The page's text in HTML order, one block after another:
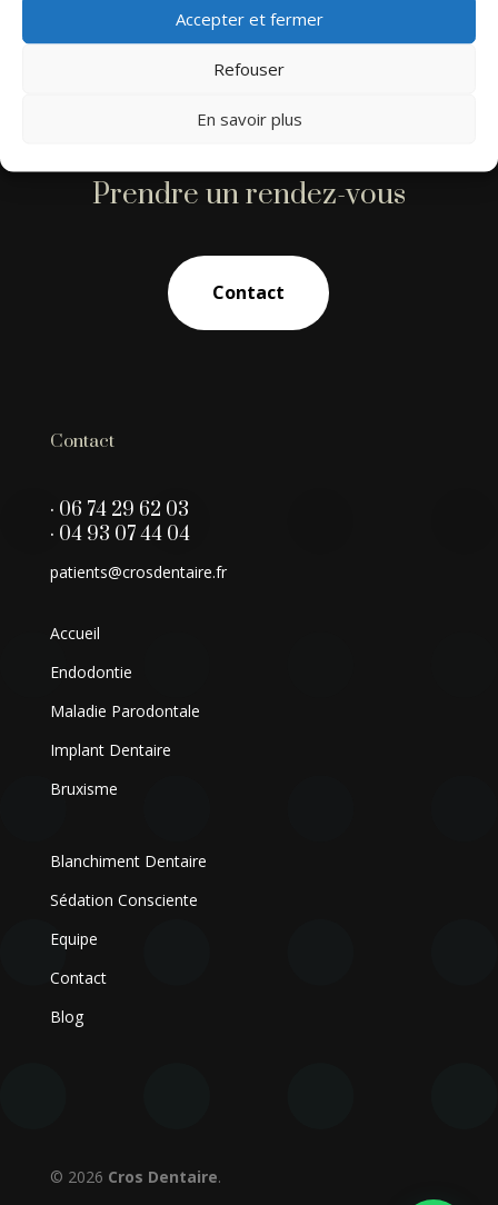
Accepter et fermer
Refouser
En savoir plus
Prendre un rendez-vous
Contact
Contact
· 06 74 29 62 03
· 04 93 07 44 04
patients@crosdentaire.fr
Accueil
Endodontie
Maladie Parodontale
Implant Dentaire
Bruxisme
Blanchiment Dentaire
Sédation Consciente
Equipe
Contact
Blog
© 2026 Cros Dentaire.